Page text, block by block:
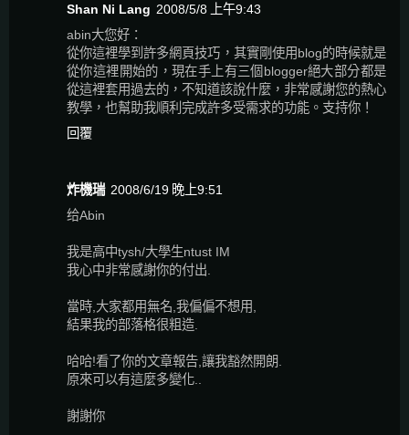
Shan Ni Lang 2008/5/8 上午9:43
abin大您好：
從你這裡學到許多網頁技巧，其實剛使用blog的時候就是
從你這裡開始的，現在手上有三個blogger絕大部分都是
從這裡套用過去的，不知道該說什麼，非常感謝您的熱心
教學，也幫助我順利完成許多受需求的功能。支持你！
回覆
炸機瑞 2008/6/19 晚上9:51
给Abin
我是高中tysh/大學生ntust IM
我心中非常感謝你的付出.
當時,大家都用無名,我偏偏不想用,
結果我的部落格很粗造.
哈哈!看了你的文章報告,讓我豁然開朗.
原來可以有這麼多變化..
謝謝你